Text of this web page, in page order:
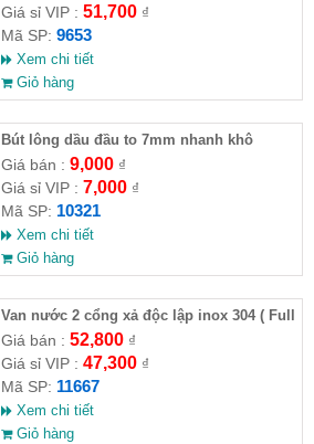
Giá sỉ VIP : 51,700₫
Mã SP: 9653
Xem chi tiết
Giỏ hàng
Bút lông dầu đầu to 7mm nhanh khô
Giá bán : 9,000₫
Giá sỉ VIP : 7,000₫
Mã SP: 10321
Xem chi tiết
Giỏ hàng
Van nước 2 cổng xả độc lập inox 304 ( Full
VAT )
Giá bán : 52,800₫
Giá sỉ VIP : 47,300₫
Mã SP: 11667
Xem chi tiết
Giỏ hàng